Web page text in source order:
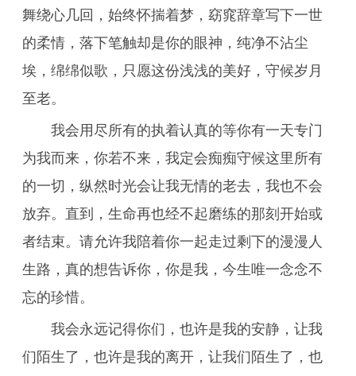
舞绕心几回，始终怀揣着梦，窈窕辞章写下一世
的柔情，落下笔触却是你的眼神，纯净不沾尘
埃，绵绵似歌，只愿这份浅浅的美好，守候岁月
至老。
我会用尽所有的执着认真的等你有一天专门
为我而来，你若不来，我定会痴痴守候这里所有
的一切，纵然时光会让我无情的老去，我也不会
放弃。直到，生命再也经不起磨练的那刻开始或
者结束。请允许我陪着你一起走过剩下的漫漫人
生路，真的想告诉你，你是我，今生唯一念念不
忘的珍惜。
我会永远记得你们，也许是我的安静，让我
们陌生了，也许是我的离开，让我们陌生了，也